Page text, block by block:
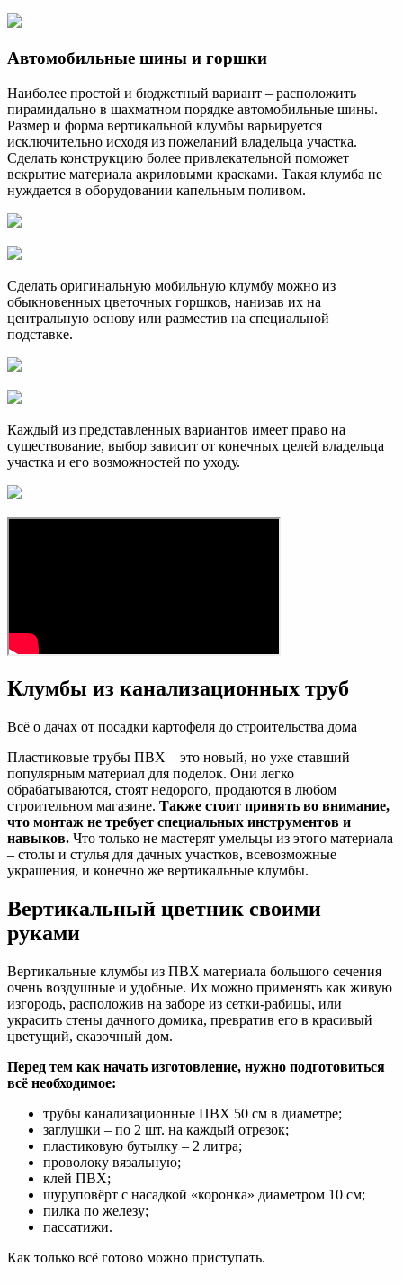
Автомобильные шины и горшки
Наиболее простой и бюджетный вариант – расположить
пирамидально в шахматном порядке автомобильные шины.
Размер и форма вертикальной клумбы варьируется
исключительно исходя из пожеланий владельца участка.
Сделать конструкцию более привлекательной поможет
вскрытие материала акриловыми красками. Такая клумба не
нуждается в оборудовании капельным поливом.
Сделать оригинальную мобильную клумбу можно из
обыкновенных цветочных горшков, нанизав их на
центральную основу или разместив на специальной
подставке.
Каждый из представленных вариантов имеет право на
существование, выбор зависит от конечных целей владельца
участка и его возможностей по уходу.
Клумбы из канализационных труб
Всё о дачах от посадки картофеля до строительства дома
Пластиковые трубы ПВХ – это новый, но уже ставший
популярным материал для поделок. Они легко
обрабатываются, стоят недорого, продаются в любом
строительном магазине. Также стоит принять во внимание,
что монтаж не требует специальных инструментов и
навыков. Что только не мастерят умельцы из этого материала
– столы и стулья для дачных участков, всевозможные
украшения, и конечно же вертикальные клумбы.
Вертикальный цветник своими
руками
Вертикальные клумбы из ПВХ материала большого сечения
очень воздушные и удобные. Их можно применять как живую
изгородь, расположив на заборе из сетки-рабицы, или
украсить стены дачного домика, превратив его в красивый
цветущий, сказочный дом.
Перед тем как начать изготовление, нужно подготовиться
всё необходимое:
трубы канализационные ПВХ 50 см в диаметре;
заглушки – по 2 шт. на каждый отрезок;
пластиковую бутылку – 2 литра;
проволоку вязальную;
клей ПВХ;
шуруповёрт с насадкой «коронка» диаметром 10 см;
пилка по железу;
пассатижи.
Как только всё готово можно приступать.